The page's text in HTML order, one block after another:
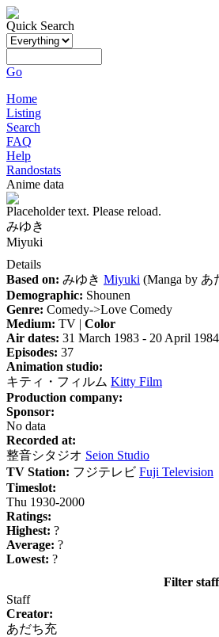
Quick Search
Go
Home
Listing
Search
FAQ
Help
Randostats
Anime data
Placeholder text. Please reload.
みゆき
Miyuki
Details
Based on: みゆき Miyuki (Manga by あ
Demographic: Shounen
Genre: Comedy->Love Comedy
Medium: TV | Color
Air dates: 31 March 1983 - 20 April 1984
Episodes: 37
Animation studio:
キティ・フィルム Kitty Film
Production company:
Sponsor:
No data
Recorded at:
整音シタジオ Seion Studio
TV Station: フジテレビ Fuji Television
Timeslot:
Thu 1930-2000
Ratings:
Highest: ?
Average: ?
Lowest: ?
Filter
Staff
Creator:
あだち充